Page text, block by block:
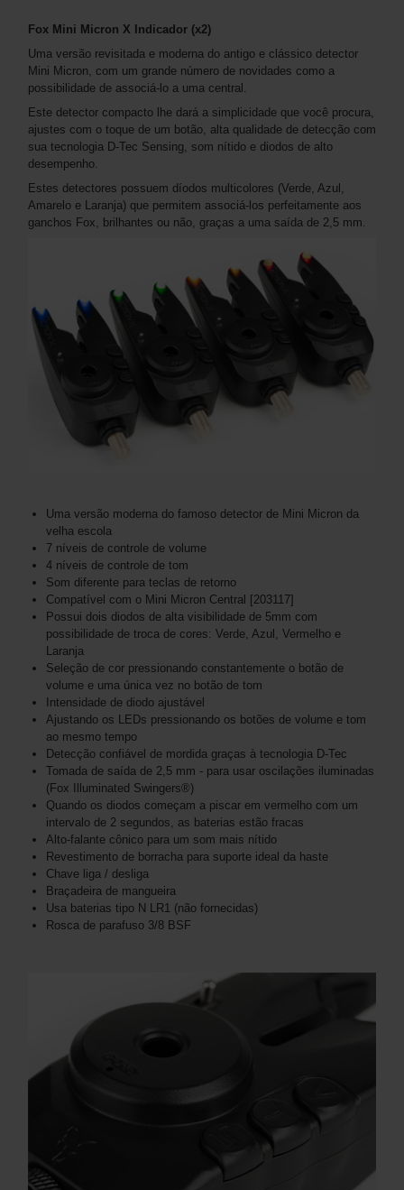
Fox Mini Micron X Indicador (x2)
Uma versão revisitada e moderna do antigo e clássico detector
Mini Micron, com um grande número de novidades como a
possibilidade de associá-lo a uma central.
Este detector compacto lhe dará a simplicidade que você procura,
ajustes com o toque de um botão, alta qualidade de detecção com
sua tecnologia D-Tec Sensing, som nítido e diodos de alto
desempenho.
Estes detectores possuem díodos multicolores (Verde, Azul,
Amarelo e Laranja) que permitem associá-los perfeitamente aos
ganchos Fox, brilhantes ou não, graças a uma saída de 2,5 mm.
Uma versão moderna do famoso detector de Mini Micron da
velha escola
7 níveis de controle de volume
4 níveis de controle de tom
Som diferente para teclas de retorno
Compatível com o Mini Micron Central [203117]
Possui dois diodos de alta visibilidade de 5mm com
possibilidade de troca de cores: Verde, Azul, Vermelho e
Laranja
Seleção de cor pressionando constantemente o botão de
volume e uma única vez no botão de tom
Intensidade de diodo ajustável
Ajustando os LEDs pressionando os botões de volume e tom
ao mesmo tempo
Detecção confiável de mordida graças à tecnologia D-Tec
Tomada de saída de 2,5 mm - para usar oscilações iluminadas
(Fox Illuminated Swingers®)
Quando os diodos começam a piscar em vermelho com um
intervalo de 2 segundos, as baterias estão fracas
Alto-falante cônico para um som mais nítido
Revestimento de borracha para suporte ideal da haste
Chave liga / desliga
Braçadeira de mangueira
Usa baterias tipo N LR1 (não fornecidas)
Rosca de parafuso 3/8 BSF